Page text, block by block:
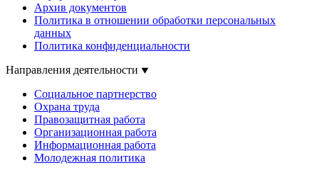
Архив документов
Политика в отношении обработки персональных
данных
Политика конфиденциальности
Направления деятельности
Социальное партнерство
Охрана труда
Правозащитная работа
Организационная работа
Информационная работа
Молодежная политика